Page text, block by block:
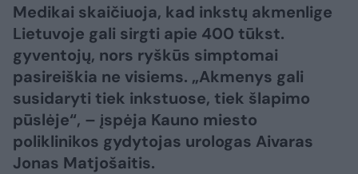
Medikai skaičiuoja, kad inkstų akmenlige
Lietuvoje gali sirgti apie 400 tūkst.
gyventojų, nors ryškūs simptomai
pasireiškia ne visiems. „Akmenys gali
susidaryti tiek inkstuose, tiek šlapimo
pūslėje“, – įspėja Kauno miesto
poliklinikos gydytojas urologas Aivaras
Jonas Matjošaitis.